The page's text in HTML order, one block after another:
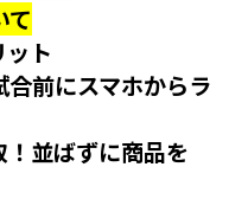
て
ト
前にスマホからラ
並ばずに商品を